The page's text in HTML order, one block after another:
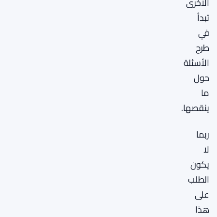
تبدأ
في
طرح
الأسئلة
حول
ما
ينقصها.
ربما
لا
يكون
الطلب
على
هذا